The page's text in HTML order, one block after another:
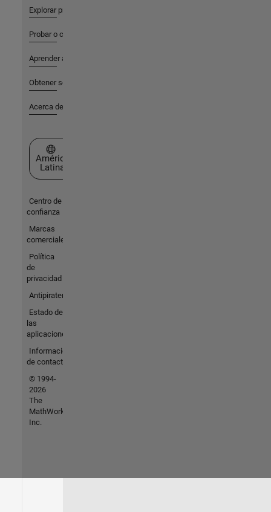
Explorar productos
Probar o comprar
Aprender a utilizar
Obtener soporte
Acerca de MathWorks
Seleccione un país/idioma
América
Latina
Centro de
confianza
Marcas
comerciales
Política
de
privacidad
Antipiratería
Estado de
las
aplicaciones
Información
de contacto
© 1994-
2026
The
MathWorks,
Inc.